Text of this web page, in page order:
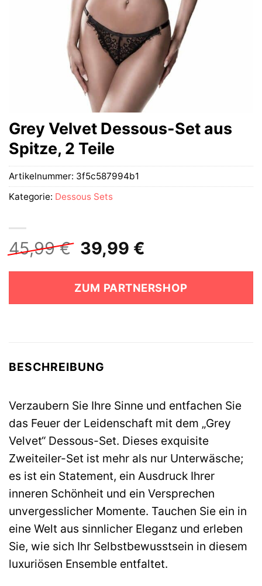
Grey Velvet Dessous-Set aus
Spitze, 2 Teile
45,99€ Ursprünglicher
Preis
war:
45,99 €
39,99 €
ist:
39,99 €.
ZUM PARTNERSHOP
Artikelnummer: 3f5c587994b1
Kategorie: Dessous Sets
BESCHREIBUNG
Verzaubern Sie Ihre Sinne und entfachen Sie
das Feuer der Leidenschaft mit dem „Grey
Velvet“ Dessous-Set. Dieses exquisite
Zweiteiler-Set ist mehr als nur Unterwäsche;
es ist ein Statement, ein Ausdruck Ihrer
inneren Schönheit und ein Versprechen
unvergesslicher Momente. Tauchen Sie ein in
eine Welt aus sinnlicher Eleganz und erleben
Sie, wie sich Ihr Selbstbewusstsein in diesem
luxuriösen Ensemble entfaltet.